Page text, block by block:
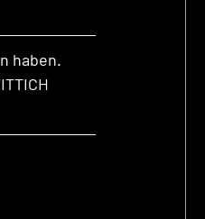
haben.